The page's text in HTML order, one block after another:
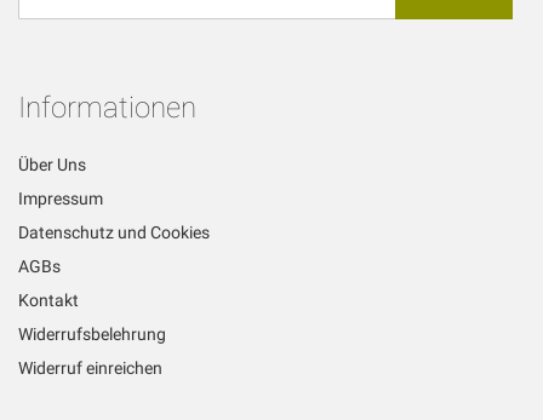
sich
an:
Informationen
Über Uns
Impressum
Datenschutz und Cookies
AGBs
Kontakt
Widerrufsbelehrung
Widerruf einreichen